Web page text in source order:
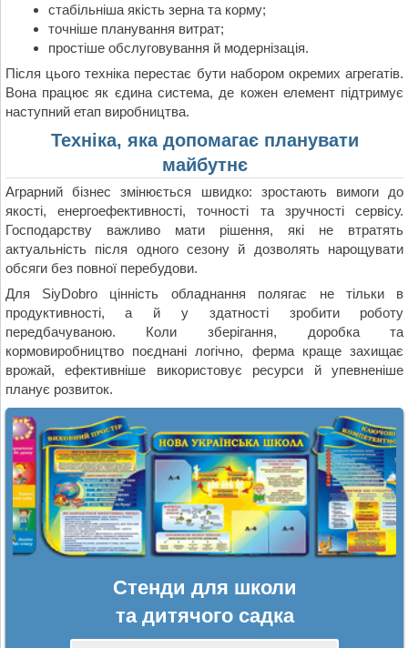
стабільніша якість зерна та корму;
точніше планування витрат;
простіше обслуговування й модернізація.
Після цього техніка перестає бути набором окремих агрегатів.
Вона працює як єдина система, де кожен елемент підтримує
наступний етап виробництва.
Техніка, яка допомагає планувати
майбутнє
Аграрний бізнес змінюється швидко: зростають вимоги до
якості, енергоефективності, точності та зручності сервісу.
Господарству важливо мати рішення, які не втратять
актуальність після одного сезону й дозволять нарощувати
обсяги без повної перебудови.
Для SiyDobro цінність обладнання полягає не тільки в
продуктивності, а й у здатності зробити роботу
передбачуваною. Коли зберігання, доробка та
кормовиробництво поєднані логічно, ферма краще захищає
врожай, ефективніше використовує ресурси й упевненіше
планує розвиток.
Стенди для школи
та дитячого садка